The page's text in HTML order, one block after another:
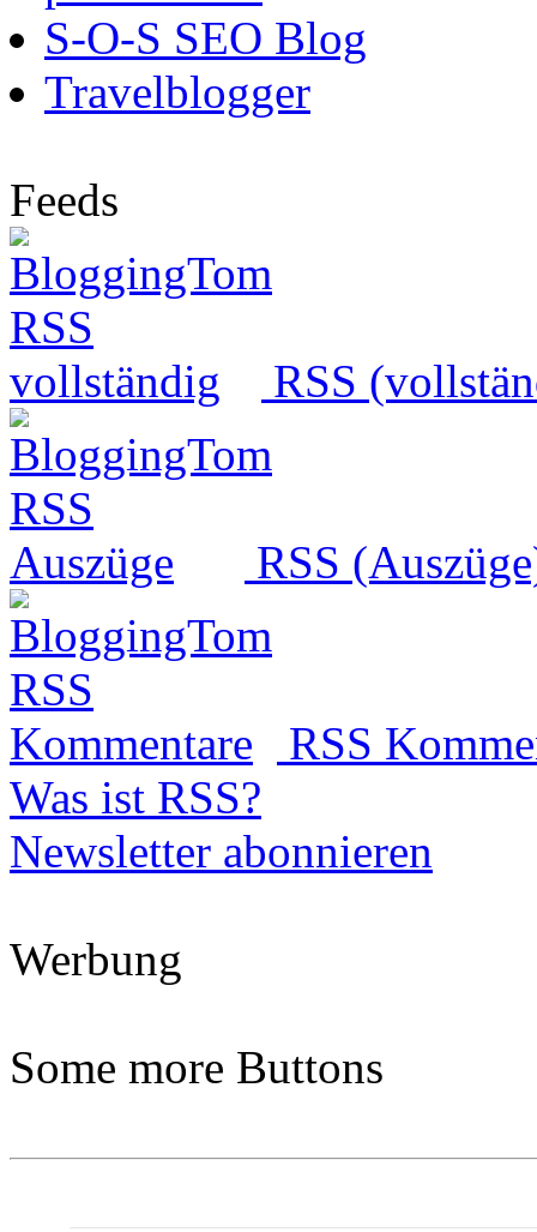
S-O-S SEO Blog
Travelblogger
Feeds
RSS
RSS
RSS
Was ist RSS?
Newsletter abonnieren
Werbung
Some more Buttons